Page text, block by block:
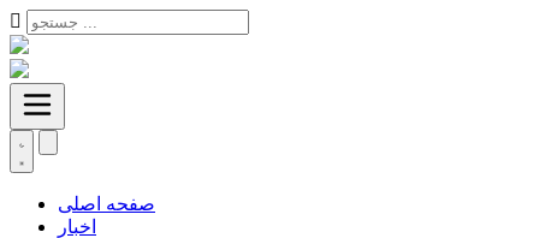
صفحه اصلی
اخبار